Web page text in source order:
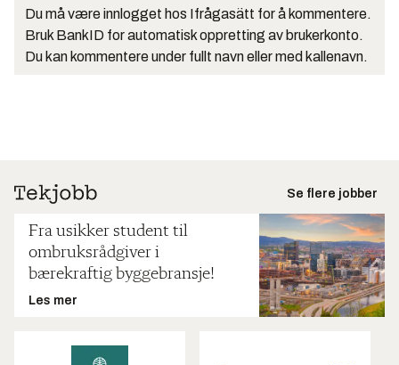
Du må være innlogget hos Ifrågasätt for å kommentere.
Bruk BankID for automatisk oppretting av brukerkonto.
Du kan kommentere under fullt navn eller med kallenavn.
Se flere jobber
Fra usikker student til
ombruksrådgiver i
bærekraftig byggebransje!
Les mer